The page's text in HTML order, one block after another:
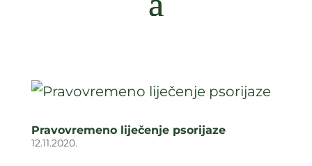
Pravovremeno liječenje psorijaze
12.11.2020.